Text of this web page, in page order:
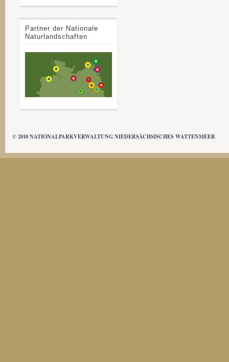
Partner der Nationale
Naturlandschaften
© 2010 NATIONALPARKVERWALTUNG NIEDERSÄCHSISCHES WATTENMEER